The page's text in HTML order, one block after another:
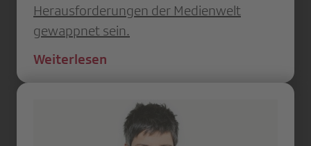
Herausforderungen der Medienwelt
gewappnet sein.
Weiterlesen